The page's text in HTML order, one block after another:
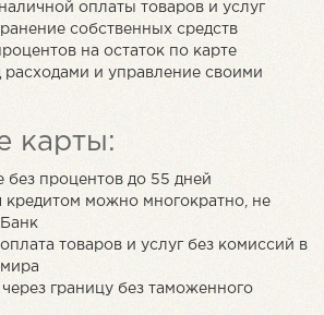
оплаты товаров и услуг
собственных средств
на остаток по карте
расходами и управление своими
карты:
без процентов до 55 дней
кредитом можно многократно, не
товаров и услуг без комиссий в
через границу без таможенного